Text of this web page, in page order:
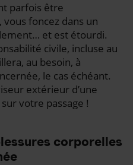
parfois être
foncez dans un
et est étourdi.
civile, incluse au
au besoin, à
le cas échéant.
extérieur d’une
votre passage !
corporelles